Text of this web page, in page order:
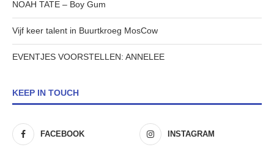
NOAH TATE – Boy Gum
Vijf keer talent in Buurtkroeg MosCow
EVENTJES VOORSTELLEN: ANNELEE
KEEP IN TOUCH
FACEBOOK INSTAGRAM